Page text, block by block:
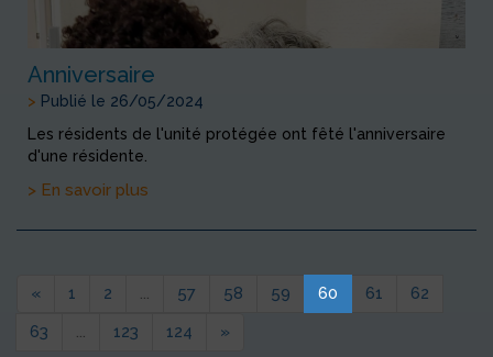
Anniversaire
> Publié le 26/05/2024
Les résidents de l'unité protégée ont fêté l'anniversaire
d'une résidente.
> En savoir plus
« 1 2 ... 57 58 59 60 61
62
63
... 123 124 »